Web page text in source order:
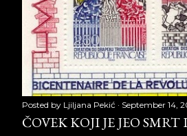
Posted by Ljiljana Pekić September 14,
ČOVEK KOJI JE JEO SMRT